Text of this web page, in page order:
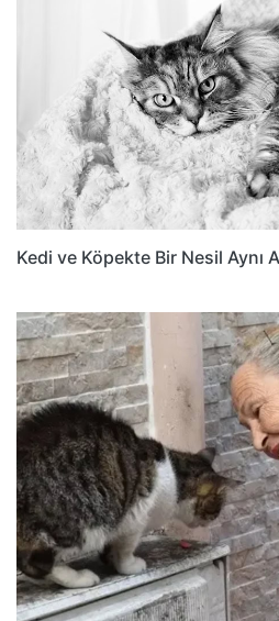
Kedi ve Köpekte Bir Nesil Aynı